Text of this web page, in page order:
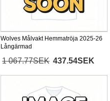
Wolves Målvakt Hemmatröja 2025-26
Långärmad
1 067.77SEK 437.54SEK